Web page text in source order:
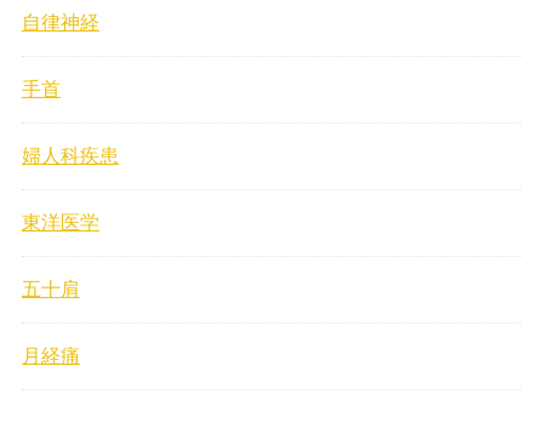
自律神経
手首
婦人科疾患
東洋医学
五十肩
月経痛